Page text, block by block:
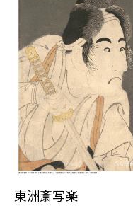
東洲斎写楽